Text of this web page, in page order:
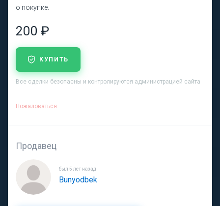
о покупке.
200 ₽
КУПИТЬ
Все сделки безопасны и контролируются администрацией сайта
Пожаловаться
Продавец
был 5 лет назад
Bunyodbek